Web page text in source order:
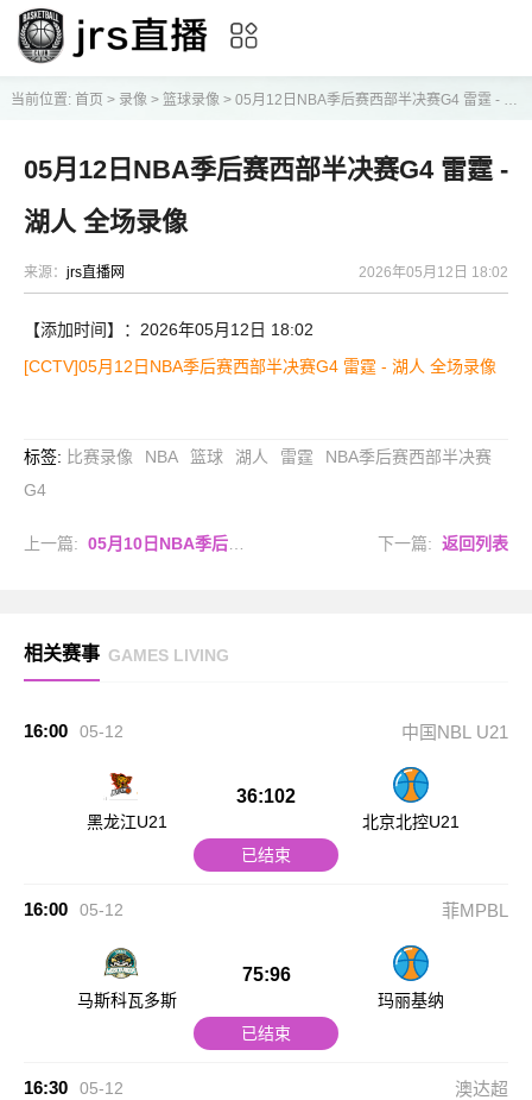
当前位置: 首页 > 录像> 篮球录像> 05月12日NBA季后赛西部半决赛G4 雷霆 - 湖人 全场录像
05月12日NBA季后赛西部半决赛G4 雷霆 -
湖人 全场录像
来源： jrs直播网 2026年05月12日 18:02
【添加时间】：2026年05月12日 18:02
[CCTV]05月12日NBA季后赛西部半决赛G4 雷霆 - 湖人 全场录像
标签: 比赛录像 NBA 篮球 湖人 雷霆
NBA季后赛西部半决赛
G4
上一篇: 05月10日NBA季后赛西部半决赛G3 雷霆 - 湖人 全场录像 下一篇: 返回列表
相关赛事 GAMES LIVING
16:00 05-12 中国NBL U21
黑龙江U21
36:102
北京北控U21
已结束
16:00 05-12 菲MPBL
马斯科瓦多斯
75:96
玛丽基纳
已结束
16:30 05-12 澳达超